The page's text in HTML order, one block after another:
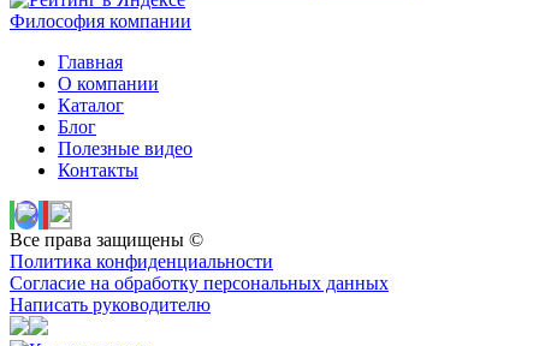
Философия компании
Главная
О компании
Каталог
Блог
Полезные видео
Контакты
Все права защищены ©
Политика конфиденциальности
Согласие на обработку персональных данных
Написать руководителю